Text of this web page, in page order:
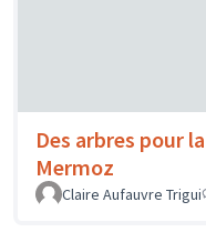
Des arbres pour
Mermoz
Claire Aufauvre Trigui